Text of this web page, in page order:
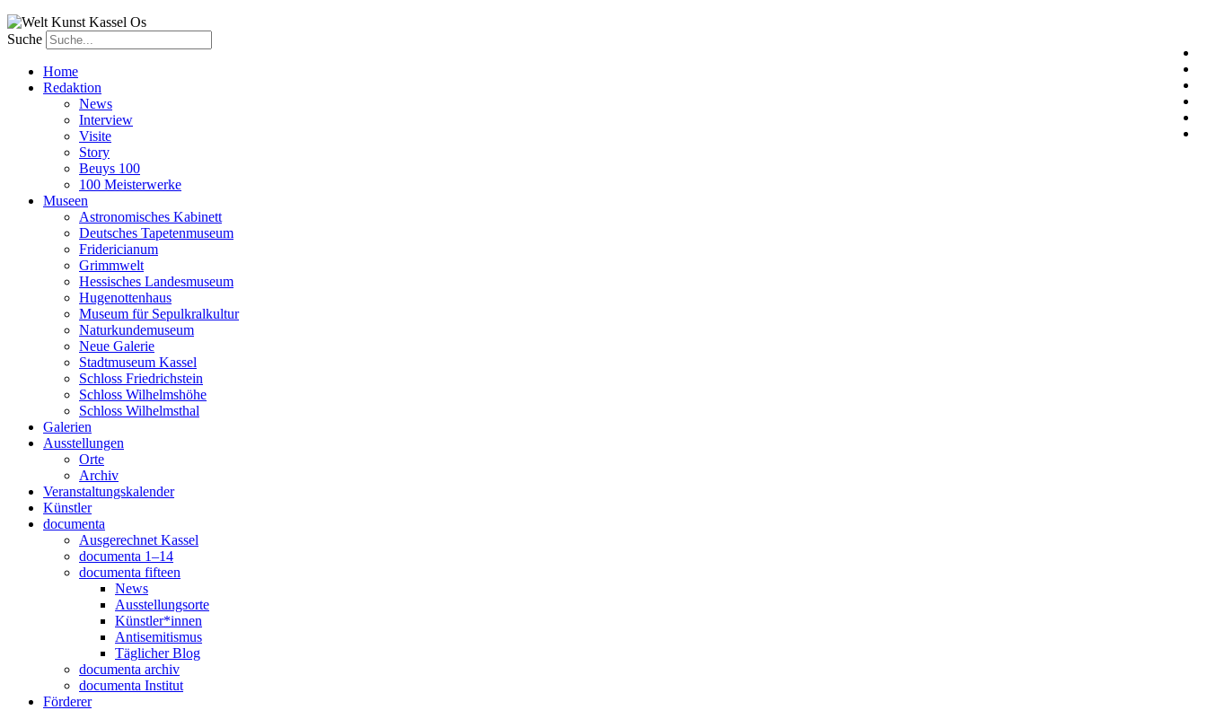
Suche
Home
Redaktion
News
Interview
Visite
Story
Beuys 100
100 Meisterwerke
Museen
Astronomisches Kabinett
Deutsches Tapetenmuseum
Fridericianum
Grimmwelt
Hessisches Landesmuseum
Hugenottenhaus
Museum für Sepulkralkultur
Naturkundemuseum
Neue Galerie
Stadtmuseum Kassel
Schloss Friedrichstein
Schloss Wilhelmshöhe
Schloss Wilhelmsthal
Galerien
Ausstellungen
Orte
Archiv
Veranstaltungskalender
Künstler
documenta
Ausgerechnet Kassel
documenta 1–14
documenta fifteen
News
Ausstellungsorte
Künstler*innen
Antisemitismus
Täglicher Blog
documenta archiv
documenta Institut
Förderer